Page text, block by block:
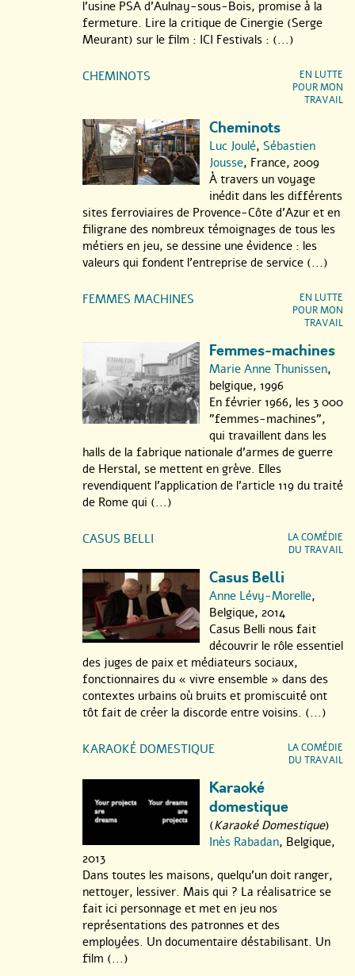
l’usine PSA d’Aulnay-sous-Bois, promise à la
fermeture. Lire la critique de Cinergie (Serge
Meurant) sur le film : ICI Festivals : (...)
CHEMINOTS
EN LUTTE
POUR MON
TRAVAIL
Cheminots
Luc Joulé, Sébastien
Jousse, France, 2009
À travers un voyage
inédit dans les différents
sites ferroviaires de Provence-Côte d’Azur et en
filigrane des nombreux témoignages de tous les
métiers en jeu, se dessine une évidence : les
valeurs qui fondent l’entreprise de service (...)
FEMMES MACHINES
EN LUTTE
POUR MON
TRAVAIL
Femmes-machines
Marie Anne Thunissen,
belgique, 1996
En février 1966, les 3 000
"femmes-machines",
qui travaillent dans les
halls de la fabrique nationale d’armes de guerre
de Herstal, se mettent en grève. Elles
revendiquent l’application de l’article 119 du traité
de Rome qui (...)
CASUS BELLI
LA COMÉDIE
DU TRAVAIL
Casus Belli
Anne Lévy-Morelle,
Belgique, 2014
Casus Belli nous fait
découvrir le rôle essentiel
des juges de paix et médiateurs sociaux,
fonctionnaires du « vivre ensemble » dans des
contextes urbains où bruits et promiscuité ont
tôt fait de créer la discorde entre voisins. (...)
KARAOKÉ DOMESTIQUE
LA COMÉDIE
DU TRAVAIL
Karaoké
domestique
(Karaoké Domestique)
Inès Rabadan, Belgique,
2013
Dans toutes les maisons, quelqu’un doit ranger,
nettoyer, lessiver. Mais qui ? La réalisatrice se
fait ici personnage et met en jeu nos
représentations des patronnes et des
employées. Un documentaire déstabilisant. Un
film (...)